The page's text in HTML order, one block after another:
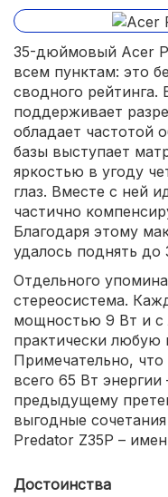
35-дюймовый Acer
всем пунктам: это
сводного рейтинга.
поддерживает
обладает частотой
базы выступает
яркостью в угоду
глаз. Вместе с ней
частично
Благодаря этому
удалось поднять до
Отдельного
стереосистема.
мощностью 9 Вт и с
практически
Примечательно,
всего 65 Вт
предыдущему
выгодные
Predator Z35P –
Достоинства